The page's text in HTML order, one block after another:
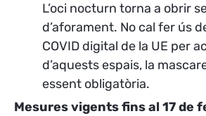
L’oci nocturn torna a obrir
d’aforament. No cal fer ús
COVID digital de la UE per
d’aquests espais, la
essent obligatòria.
Mesures vigents fins al 17 de